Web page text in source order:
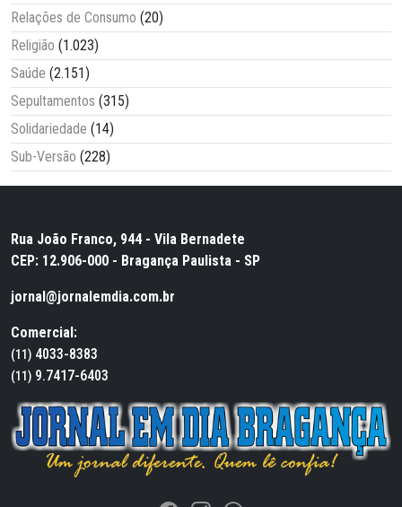
Relações de Consumo (20)
Religião (1.023)
Saúde (2.151)
Sepultamentos (315)
Solidariedade (14)
Sub-Versão (228)
Rua João Franco, 944 - Vila Bernadete
CEP: 12.906-000 - Bragança Paulista - SP
jornal@jornalemdia.com.br
Comercial:
(11) 4033-8383
(11) 9.7417-6403